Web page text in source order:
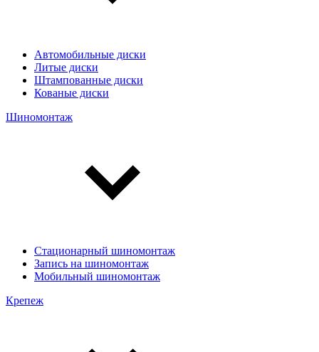
Автомобильные диски
Литые диски
Штампованные диски
Кованые диски
Шиномонтаж
Стационарный шиномонтаж
Запись на шиномонтаж
Мобильный шиномонтаж
Крепеж